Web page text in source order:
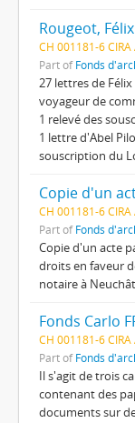
Rougeot, Félix
CH 001181-6 CIRA
Part ofFonds
27 lettres de
voyageur de
1 relevé des
1 lettre d'Abel
souscription du
Copie d'un
CH 001181-6 CIRA
Part ofFonds
Copie d'un acte
droits en faveur
notaire à
Fonds Carlo
CH 001181-6 CIRA
Part ofFonds
Il s'agit de trois
contenant des
documents sur